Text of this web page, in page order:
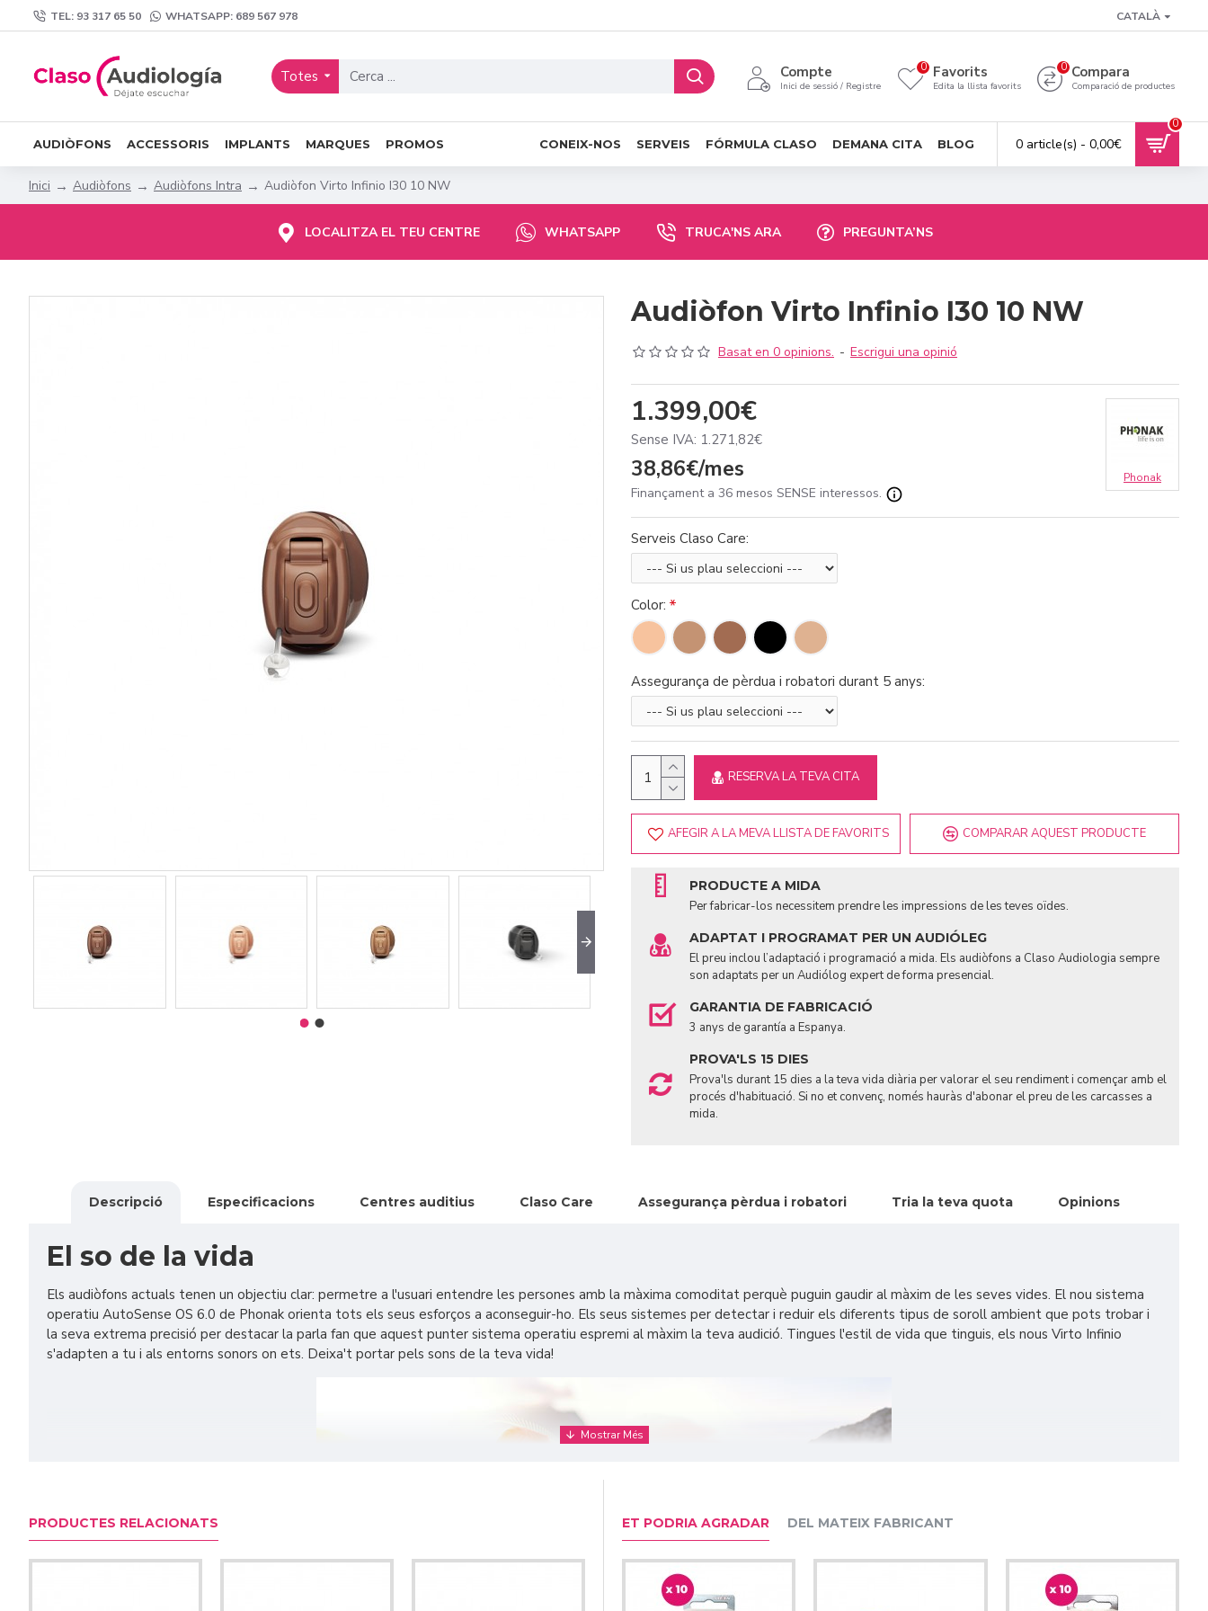
TEL: 93 317 65 50 WHATSAPP: 689 567 978 CATALÀ
Totes Compte
Inici de sessió / Registre
Favorits
Edita la llista favorits
0 Compara
Comparació de productes
0
AUDIÒFONS ACCESSORIS IMPLANTS MARQUES PROMOS CONEIX-NOS SERVEIS FÓRMULA CLASO DEMANA CITA BLOG 0 article(s) - 0,00€
0
Inici Audiòfons Audiòfons Intra Audiòfon Virto Infinio I30 10 NW
LOCALITZA EL TEU CENTRE WHATSAPP TRUCA'NS ARA PREGUNTA’NS
Audiòfon Virto Infinio I30 10 NW
Basat en 0 opinions. - Escrigui una opinió
1.399,00€
Sense IVA: 1.271,82€
38,86€/mes
Finançament a 36 mesos SENSE interessos.
Phonak
Serveis Claso Care:
Color:
Assegurança de pèrdua i robatori durant 5 anys:
RESERVA LA TEVA CITA
AFEGIR A LA MEVA LLISTA DE FAVORITS COMPARAR AQUEST PRODUCTE
PRODUCTE A MIDA
Per fabricar-los necessitem prendre les impressions de les teves oïdes.
ADAPTAT I PROGRAMAT PER UN AUDIÓLEG
El preu inclou l’adaptació i programació a mida. Els audiòfons a Claso Audiologia sempre
son adaptats per un Audiólog expert de forma presencial.
GARANTIA DE FABRICACIÓ
3 anys de garantía a Espanya.
PROVA'LS 15 DIES
Prova'ls durant 15 dies a la teva vida diària per valorar el seu rendiment i començar amb el
procés d'habituació. Si no et convenç, només hauràs d'abonar el preu de les carcasses a
mida.
Descripció Especificacions Centres auditius Claso Care Assegurança pèrdua i robatori Tria la teva quota Opinions
El so de la vida
Els audiòfons actuals tenen un objectiu clar: permetre a l'usuari entendre les persones amb la màxima comoditat perquè puguin gaudir al màxim de les seves vides. El nou sistema
operatiu AutoSense OS 6.0 de Phonak orienta tots els seus esforços a aconseguir-ho. Els seus sistemes per detectar i reduir els diferents tipus de soroll ambient que pots trobar i
la seva extrema precisió per destacar la parla fan que aquest punter sistema operatiu espremi al màxim la teva audició. Tingues l'estil de vida que tinguis, els nous Virto Infinio
s'adapten a tu i als entorns sonors on ets. Deixa't portar pels sons de la teva vida!
PRODUCTES RELACIONATS ET PODRIA AGRADAR DEL MATEIX FABRICANT